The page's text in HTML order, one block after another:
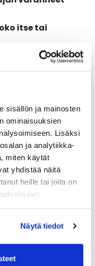
sisällön ja mainosten
ominaisuuksien
Lisäksi
ja analytiikka-
miten käytät
yhdistää näitä
heille tai joita on
Näytä tiedot
itse tai
lauantaina
yht. 70 euroa,
GF vain 30
vielä muutama
–